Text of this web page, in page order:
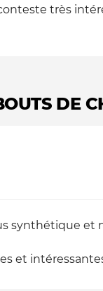
très
DE
synthétique
et